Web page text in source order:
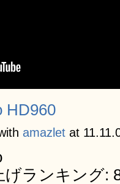
HD960
amazlet at
げランキング: